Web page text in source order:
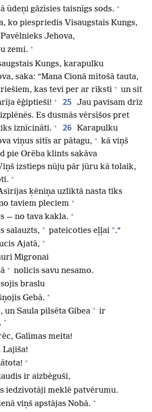
ūdeņi gāzīsies taisnīgs sods. +
ko piespriedis Visaugstais Kungs,
Jehova,
zemi. +
Kungs, karapulku
saka: ”Mana Cionā mītošā tauta,
kas tevi per ar rīksti + un sit
ēģiptieši! + 25 Jau pavisam drīz
Es dusmās vērsīšos pret
iznīcināti. + 26 Karapulku
viņus sitīs ar pātagu, + kā viņš
pie Orēba klints sakāva
izstieps nūju pār jūru kā tolaik,
+
ķēniņa uzliktā nasta tiks
taviem pleciem +
— no tava kakla. +
salauzts, + pateicoties eļļai *.”
Ajatā, +
Migronai
+ nolicis savu nesamo.
braslu
Gebā. +
un Saula pilsēta Gibea + ir
+
Galīmas meita!
Lajiša!
+
ir aizbēguši,
iedzīvotāji meklē patvērumu.
viņš apstājas Nobā. +